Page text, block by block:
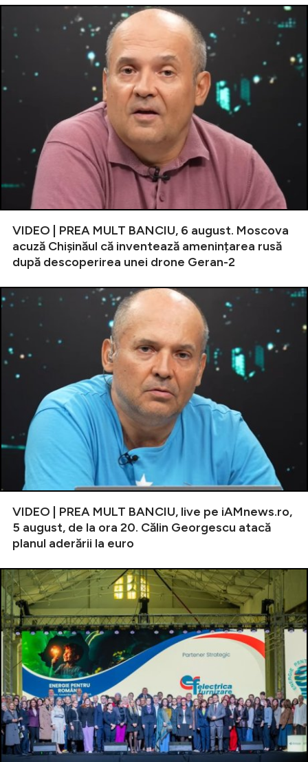
VIDEO | PREA MULT BANCIU, 6 august. Moscova
acuză Chișinăul că inventează amenințarea rusă
după descoperirea unei drone Geran-2
VIDEO | PREA MULT BANCIU, live pe iAMnews.ro,
5 august, de la ora 20. Călin Georgescu atacă
planul aderării la euro